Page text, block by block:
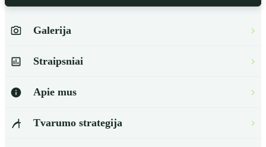
Galerija
Straipsniai
Apie mus
Tvarumo strategija